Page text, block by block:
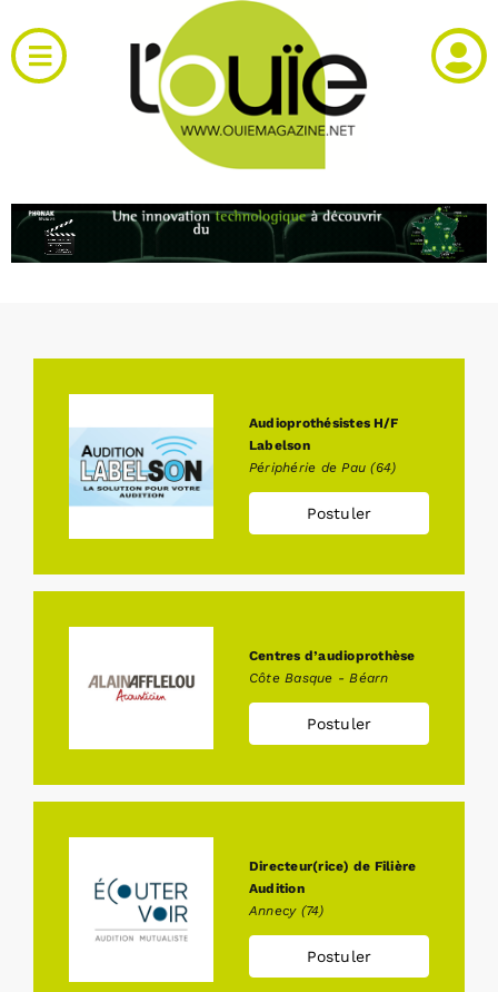
au
contenu
Toggle
Navigation
RH et emploi
Kiosque
Audioprothésistes H/F
Labelson
Périphérie de Pau (64)
Postuler
Centres d’audioprothèse
Côte Basque - Béarn
Postuler
Directeur(rice) de Filière
Audition
Annecy (74)
Postuler